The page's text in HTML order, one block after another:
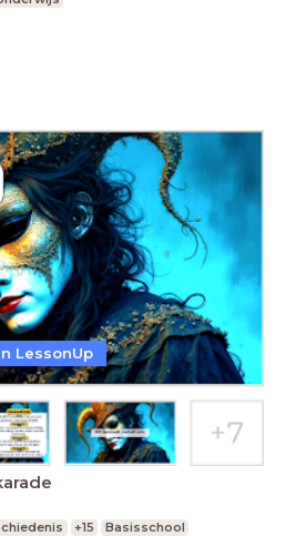
+15
Basisschool
LessonUp